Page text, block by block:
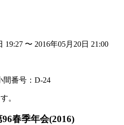
19:27 〜 2016年05月20日 21:00
間番号：D-24
。
96春季年会(2016)